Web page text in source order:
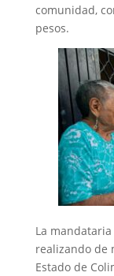
comunidad,
pesos.
La
realizando de
Estado de